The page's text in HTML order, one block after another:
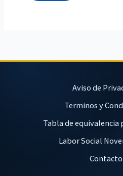
Aviso de
Terminos y
Tabla de equivalencia
Labor Social
Contacto